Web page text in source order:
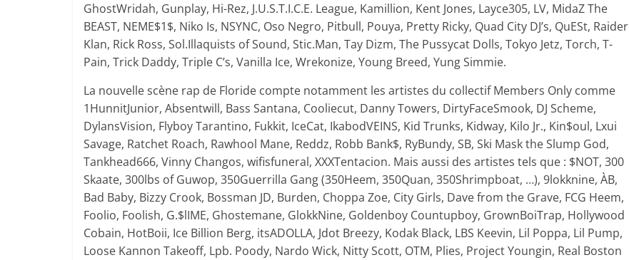
GhostWridah, Gunplay, Hi-Rez, J.U.S.T.I.C.E. League, Kamillion, Kent Jones, Layce305, LV, MidaZ The
BEAST, NEME$1$, Niko Is, NSYNC, Oso Negro, Pitbull, Pouya, Pretty Ricky, Quad City DJ’s, QuESt, Raider
Klan, Rick Ross, Sol.Illaquists of Sound, Stic.Man, Tay Dizm, The Pussycat Dolls, Tokyo Jetz, Torch, T-
Pain, Trick Daddy, Triple C’s, Vanilla Ice, Wrekonize, Young Breed, Yung Simmie.
La nouvelle scène rap de Floride compte notamment les artistes du collectif Members Only comme
1HunnitJunior, Absentwill, Bass Santana, Cooliecut, Danny Towers, DirtyFaceSmook, DJ Scheme,
DylansVision, Flyboy Tarantino, Fukkit, IceCat, IkabodVEINS, Kid Trunks, Kidway, Kilo Jr., Kin$oul, Lxui
Savage, Ratchet Roach, Rawhool Mane, Reddz, Robb Bank$, RyBundy, SB, Ski Mask the Slump God,
Tankhead666, Vinny Changos, wifisfuneral, XXXTentacion. Mais aussi des artistes tels que : $NOT, 300
Skaate, 300lbs of Guwop, 350Guerrilla Gang (350Heem, 350Quan, 350Shrimpboat, …), 9lokknine, ÀB,
Bad Baby, Bizzy Crook, Bossman JD, Burden, Choppa Zoe, City Girls, Dave from the Grave, FCG Heem,
Foolio, Foolish, G.$lIME, Ghostemane, GlokkNine, Goldenboy Countupboy, GrownBoiTrap, Hollywood
Cobain, HotBoii, Ice Billion Berg, itsADOLLA, Jdot Breezy, Kodak Black, LBS Keevin, Lil Poppa, Lil Pump,
Loose Kannon Takeoff, Lpb. Poody, Nardo Wick, Nitty Scott, OTM, Plies, Project Youngin, Real Boston